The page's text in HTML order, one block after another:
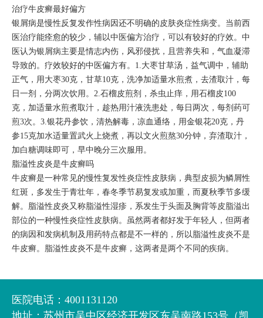
治疗牛皮癣最好偏方
银屑病是慢性反复发作性病因还不明确的皮肤炎症性病变。当前西
医治疗能痊愈的较少，辅以中医偏方治疗，可以有较好的疗效。中
医认为银屑病主要是情志内伤，风邪侵扰，且营养失和，气血凝滞
导致的。疗效较好的中医偏方有。1.大枣甘草汤，益气调中，辅助
正气，用大枣30克，甘草10克，洗净加适量水煎煮，去渣取汁，每
日一剂，分两次饮用。2.石榴皮煎剂，杀虫止痒，用石榴皮100
克，加适量水煎煮取汁，趁热用汁液洗患处，每日两次，每剂药可
煎3次。3.银花丹参饮，清热解毒，凉血通络，用金银花20克，丹
参15克加水适量置武火上烧煮，再以文火煎熬30分钟，弃渣取汁，
加白糖调味即可，早中晚分三次服用。
脂溢性皮炎是牛皮癣吗
牛皮癣是一种常见的慢性复发性炎症性皮肤病，典型皮损为鳞屑性
红斑，多发生于青壮年，春冬季节易复发或加重，而夏秋季节多缓
解。脂溢性皮炎又称脂溢性湿疹，系发生于头面及胸背等皮脂溢出
部位的一种慢性炎症性皮肤病。虽然两者都好发于年轻人，但两者
的病因和发病机制及用药特点都是不一样的，所以脂溢性皮炎不是
牛皮癣。脂溢性皮炎不是牛皮癣，这两者是两个不同的疾病。
医院电话：4001131120
地址：苏州市吴中区经济开发区东吴南路153号（凯